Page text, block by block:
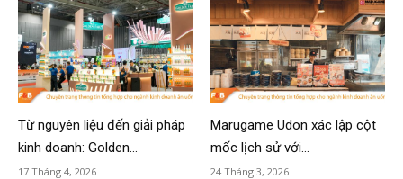
Từ nguyên liệu đến giải pháp
kinh doanh: Golden...
17 Tháng 4, 2026
Marugame Udon xác lập cột
mốc lịch sử với...
24 Tháng 3, 2026